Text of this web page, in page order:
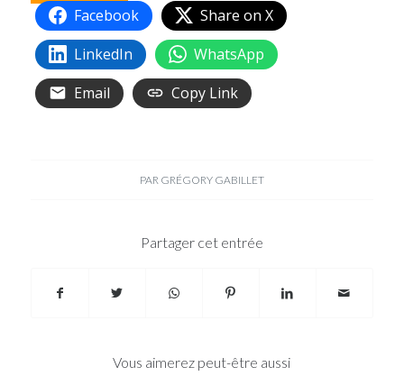
Facebook
Share on X
LinkedIn
WhatsApp
Email
Copy Link
PAR GRÉGORY GABILLET
Partager cet entrée
Vous aimerez peut-être aussi